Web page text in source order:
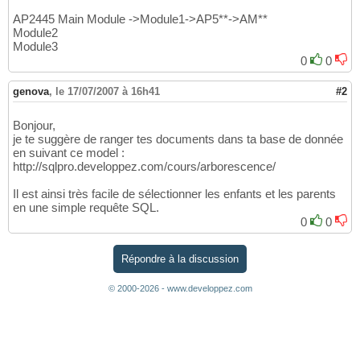
AP2445 Main Module ->Module1->AP5**->AM**
Module2
Module3
0
0
genova, le 17/07/2007 à 16h41 #2
Bonjour,
je te suggère de ranger tes documents dans ta base de donnée
en suivant ce model :
http://sqlpro.developpez.com/cours/arborescence/
Il est ainsi très facile de sélectionner les enfants et les parents
en une simple requête SQL.
0
0
Répondre à la discussion
© 2000-2026 - www.developpez.com